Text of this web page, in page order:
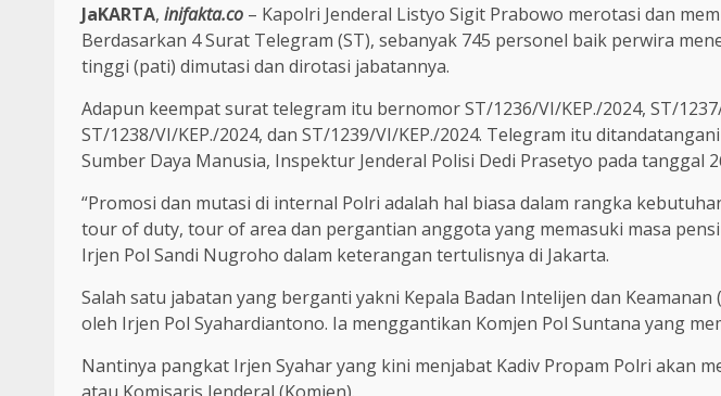
JaKARTA, inifakta.co – Kapolri Jenderal Listyo Sigit Prabowo merotasi dan
Berdasarkan 4 Surat Telegram (ST), sebanyak 745 personel baik perwira
tinggi (pati) dimutasi dan dirotasi jabatannya.
Adapun keempat surat telegram itu bernomor ST/1236/VI/KEP./2024, ST/
ST/1238/VI/KEP./2024, dan ST/1239/VI/KEP./2024. Telegram itu
Sumber Daya Manusia, Inspektur Jenderal Polisi Dedi Prasetyo pada tanggal
“Promosi dan mutasi di internal Polri adalah hal biasa dalam rangka
tour of duty, tour of area dan pergantian anggota yang memasuki masa
Irjen Pol Sandi Nugroho dalam keterangan tertulisnya di Jakarta.
Salah satu jabatan yang berganti yakni Kepala Badan Intelijen dan
oleh Irjen Pol Syahardiantono. Ia menggantikan Komjen Pol Suntana yang
Nantinya pangkat Irjen Syahar yang kini menjabat Kadiv Propam Polri akan